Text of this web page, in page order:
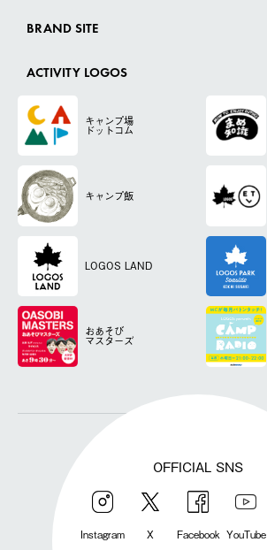
BRAND SITE
ACTIVITY LOGOS
キャンプ場
ドットコム
キャンプ飯
LOGOS LAND
おあそび
マスターズ
OFFICIAL SNS
Instagram X Facebook YouTube